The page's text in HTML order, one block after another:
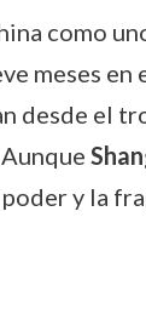
como
meses en
desde el
y la